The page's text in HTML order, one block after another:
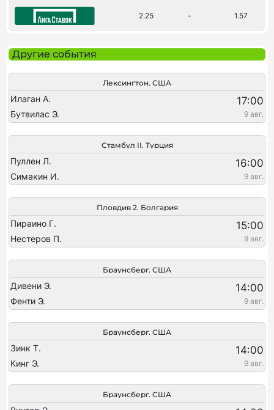
2.25 - 1.57
Другие события
Лексингтон. США
Илаган А. 17:00
Бутвилас Э. 9 авг.
Стамбул II. Турция
Пуллен Л. 16:00
Симакин И. 9 авг.
Пловдив 2. Болгария
Пираино Г. 15:00
Нестеров П. 9 авг.
Браунсберг. США
Дивени Э. 14:00
Фенти Э. 9 авг.
Браунсберг. США
Зинк Т. 14:00
Кинг Э. 9 авг.
Браунсберг. США